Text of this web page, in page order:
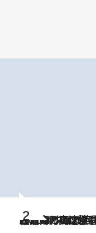
2026.8.7
「湘南乃風に憧れて」観客大盛上がりの“タオル回し”に、ラッパー顔負けの高速歌唱まで…さだまさし（74）のアグレッシブすぎる現在地